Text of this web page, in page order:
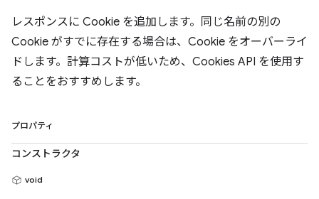
レスポンスに Cookie を追加します。同じ名前の別の
Cookie がすでに存在する場合は、Cookie をオーバーライ
ドします。計算コストが低いため、Cookies API を使用す
ることをおすすめします。
プロパティ
コンストラクタ
void